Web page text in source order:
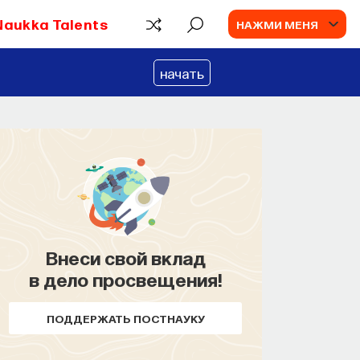
Talents НАЖМИ МЕНЯ
начать
Внеси свой вклад
в дело просвещения!
ПОДДЕРЖАТЬ ПОСТНАУКУ
Наука сна: как управлять
своим сном